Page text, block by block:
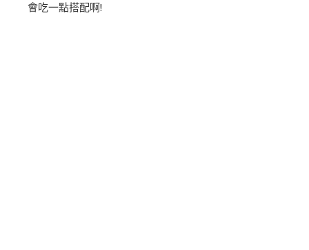
會吃一點搭配啊!